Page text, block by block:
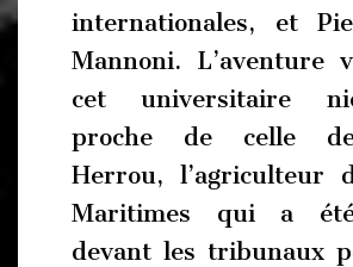
internationales, et
Mannoni. L’aventure
cet universitaire
proche de celle
Herrou, l’agriculteur
Maritimes qui a
devant les tribunaux